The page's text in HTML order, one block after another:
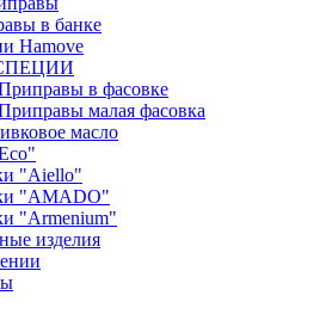
в банке
Hamove
в фасовке
малая фасовка
масло
"Aiello"
"AMADO"
"Armenium"
изделия